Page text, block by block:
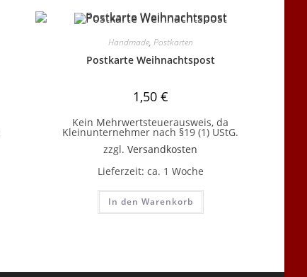
Handmade, Postkarten
Postkarte Weihnachtspost
1,50 €
Kein Mehrwertsteuerausweis, da
Kleinunternehmer nach §19 (1) UStG.
zzgl.Versandkosten
Lieferzeit: ca. 1 Woche
In den Warenkorb